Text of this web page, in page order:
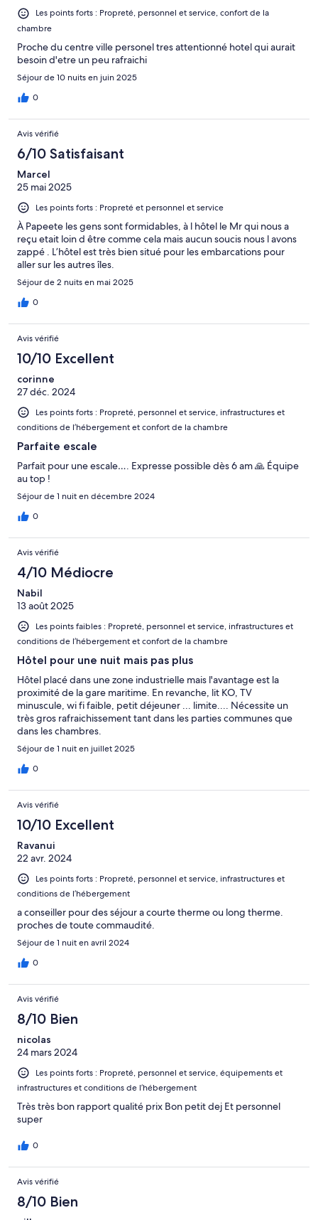
Les points forts : Propreté, personnel et service, confort de la
chambre
Proche du centre ville personel tres attentionné hotel qui aurait
besoin d'etre un peu rafraichi
Séjour de 10 nuits en juin 2025
0
Avis vérifié
6/10 Satisfaisant
Marcel
25 mai 2025
Les points forts : Propreté et personnel et service
À Papeete les gens sont formidables, à l hôtel le Mr qui nous a
reçu etait loin d être comme cela mais aucun soucis nous l avons
zappé . L’hôtel est très bien situé pour les embarcations pour
aller sur les autres îles.
Séjour de 2 nuits en mai 2025
0
Avis vérifié
10/10 Excellent
corinne
27 déc. 2024
Les points forts : Propreté, personnel et service, infrastructures et
conditions de l’hébergement et confort de la chambre
Parfaite escale
Parfait pour une escale…. Expresse possible dès 6 am 🙏 Équipe
au top !
Séjour de 1 nuit en décembre 2024
0
Avis vérifié
4/10 Médiocre
Nabil
13 août 2025
Les points faibles : Propreté, personnel et service, infrastructures et
conditions de l’hébergement et confort de la chambre
Hôtel pour une nuit mais pas plus
Hôtel placé dans une zone industrielle mais l'avantage est la
proximité de la gare maritime. En revanche, lit KO, TV
minuscule, wi fi faible, petit déjeuner ... limite.... Nécessite un
très gros rafraichissement tant dans les parties communes que
dans les chambres.
Séjour de 1 nuit en juillet 2025
0
Avis vérifié
10/10 Excellent
Ravanui
22 avr. 2024
Les points forts : Propreté, personnel et service, infrastructures et
conditions de l’hébergement
a conseiller pour des séjour a courte therme ou long therme.
proches de toute commaudité.
Séjour de 1 nuit en avril 2024
0
Avis vérifié
8/10 Bien
nicolas
24 mars 2024
Les points forts : Propreté, personnel et service, équipements et
infrastructures et conditions de l’hébergement
Très très bon rapport qualité prix Bon petit dej Et personnel
super
0
Avis vérifié
8/10 Bien